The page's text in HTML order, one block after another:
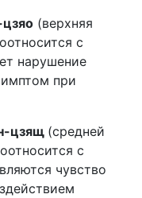
(верхняя
с
нарушение
при
цзящ (средней
с
чувство